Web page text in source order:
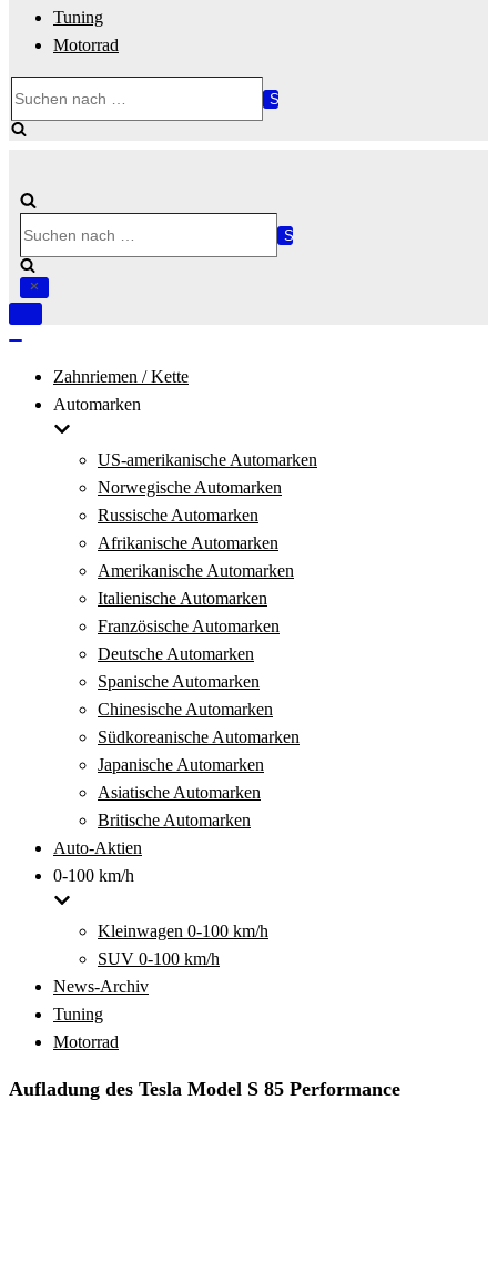
Tuning
Motorrad
nach …
nach …
Navigation
Zahnriemen / Kette
Automarken
US-amerikanische Automarken
Norwegische Automarken
Russische Automarken
Afrikanische Automarken
Amerikanische Automarken
Italienische Automarken
Französische Automarken
Deutsche Automarken
Spanische Automarken
Chinesische Automarken
Südkoreanische Automarken
Japanische Automarken
Asiatische Automarken
Britische Automarken
Auto-Aktien
0-100 km/h
Kleinwagen 0-100 km/h
SUV 0-100 km/h
News-Archiv
Tuning
Motorrad
Aufladung des Tesla Model S 85 Performance